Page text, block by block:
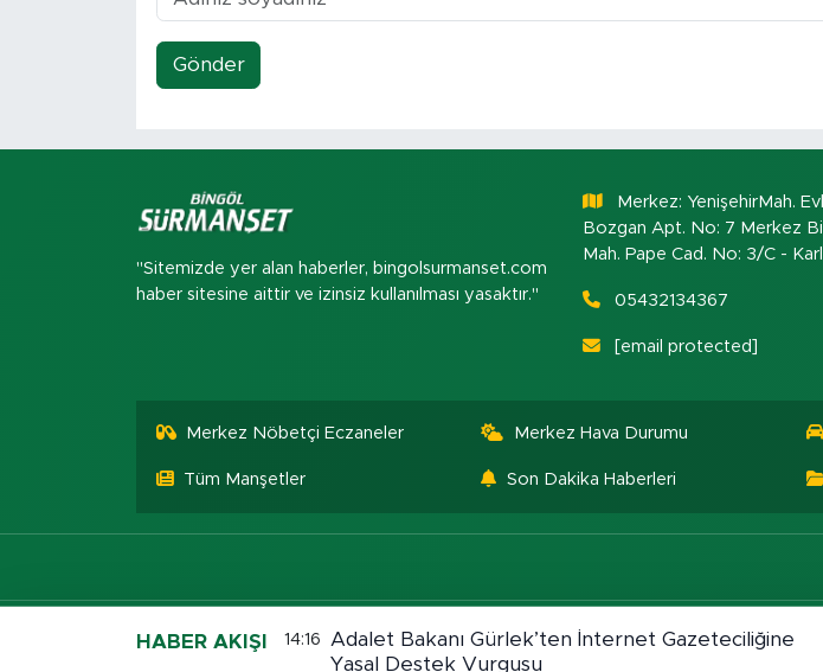
Gönder
"Sitemizde yer alan haberler, bingolsurmanset.com
haber sitesine aittir ve izinsiz kullanılması yasaktır."
Merkez: YenişehirMah.
Bozgan Apt. No: 7 Merkez
Mah. Pape Cad. No: 3/C -
05432134367
[email protected]
Merkez Nöbetçi Eczaneler Merkez Hava Durumu
Tüm Manşetler Son Dakika Haberleri
HABER AKIŞI 14:16
Adalet Bakanı Gürlek’ten İnternet Gazeteciliğine
Yasal Destek Vurgusu